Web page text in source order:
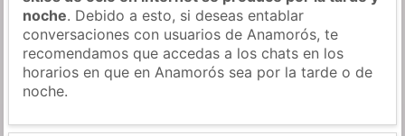
noche. Debido a esto, si deseas entablar
conversaciones con usuarios de Anamorós, te
recomendamos que accedas a los chats en los
horarios en que en Anamorós sea por la tarde o de
noche.